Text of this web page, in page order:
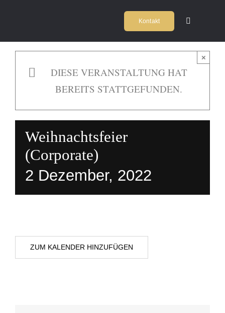
springen
Kontakt
Toggle
DIESE VERANSTALTUNG HAT
BEREITS STATTGEFUNDEN.
×
Weihnachtsfeier
(Corporate)
2 Dezember, 2022
ZUM KALENDER HINZUFÜGEN